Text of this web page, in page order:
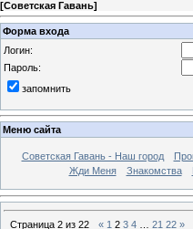
[Советская Гавань]
Форма входа
Логин:
Пароль:
запомнить
Меню сайта
Советская Гавань - Наш город
Жди Меня
Знакомства
Страница 2 из 22 « 1 2 3 4 21 22 »